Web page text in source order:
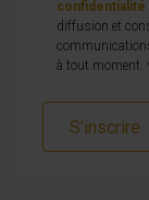
confidentialité
diffusion et
à tout moment.
S'inscrire